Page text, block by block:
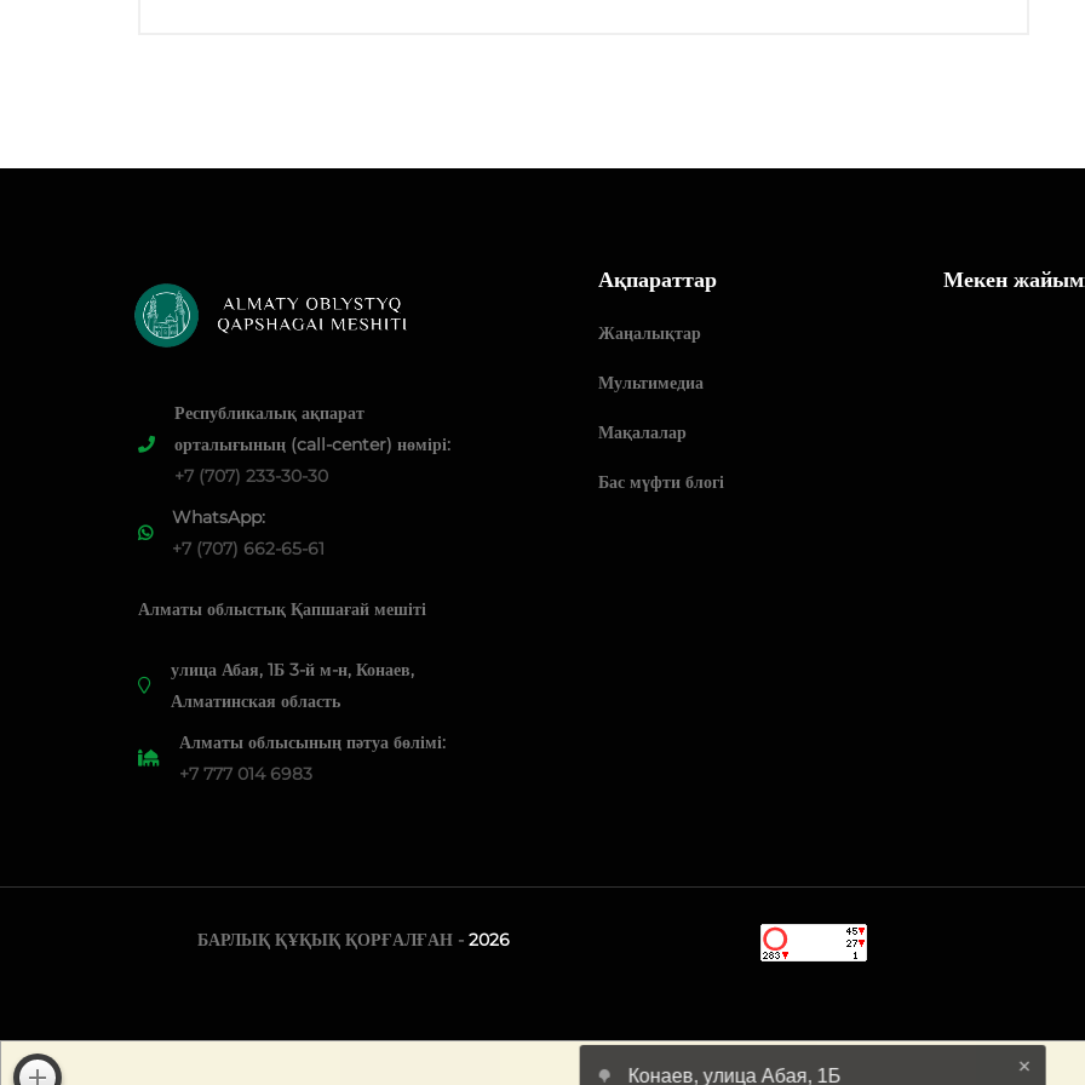
Республикалық ақпарат
орталығының (call-center) нөмірі:
+7 (707) 233-30-30
WhatsApp:
+7 (707) 662-65-61
Алматы облыстық Қапшағай мешіті
​улица Абая, 1Б 3-й м-н, Конаев,
Алматинская область
Алматы облысының пәтуа бөлімі:
+7 777 014 6983
Ақпараттар
Жаңалықтар
Мультимедиа
Мақалалар
Бас мүфти блогі
Мекен
БАРЛЫҚ ҚҰҚЫҚ ҚОРҒАЛҒАН - 2026